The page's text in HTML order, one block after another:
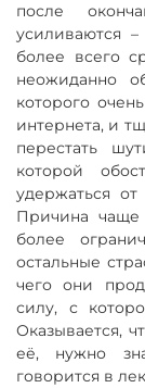
после
усиливаются
более всего
неожиданно
которого
интернета, и
перестать
которой
удержаться
Причина
более
остальные
чего они
силу, с
Оказывается,
её, нужно
говорится в